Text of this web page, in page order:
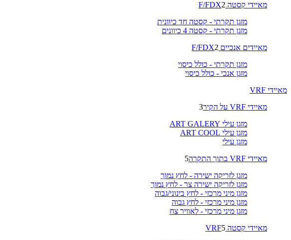
מאיידי קסטה F/FDX 2
מזגן תקרתי - קסטה חד כיוונית
מזגן תקרתי - קסטה 4 כיוונים
מאיידים אנכיים F/FDX 2
מזגן תקרתי - כולל כיסוי
מזגן אנכי - כולל כיסוי
מאיידי VRF
מאיידי VRF על הקיר
3
מזגן עילי ART GALERY
מזגן עילי ART COOL
מזגן עילי
מאיידי VRF בתוך התקרה
5
מזגן לזריקה ישירה - לחץ נמוך
מזגן לזריקה ישירה צר - לחץ נמוך
מזגן מיני מרכזי - לחץ בינוני/גבוה
מזגן מיני מרכזי - לחץ גבוה
מזגן מיני מרכזי - לאוויר צח
מאיידי קסטה VRF 5